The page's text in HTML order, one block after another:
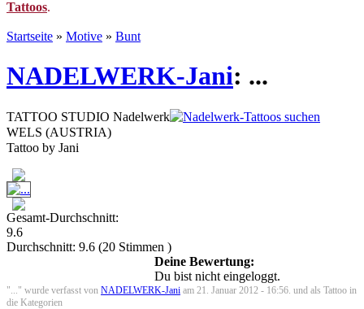
Tattoos.
Startseite » Motive » Bunt
NADELWERK-Jani: ...
TATTOO STUDIO Nadelwerk
WELS (AUSTRIA)
Tattoo by Jani
Gesamt-Durchschnitt:
9.6
Durchschnitt: 9.6 (20 Stimmen )
Deine Bewertung:
Du bist nicht eingeloggt.
"..." wurde verfasst von NADELWERK-Jani am 21. Januar 2012 - 16:56. und als Tattoo in
die Kategorien